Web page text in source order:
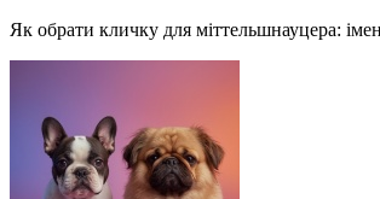
Як обрати кличку для міттельшнауцера: